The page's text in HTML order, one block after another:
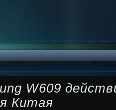
W609
Китая